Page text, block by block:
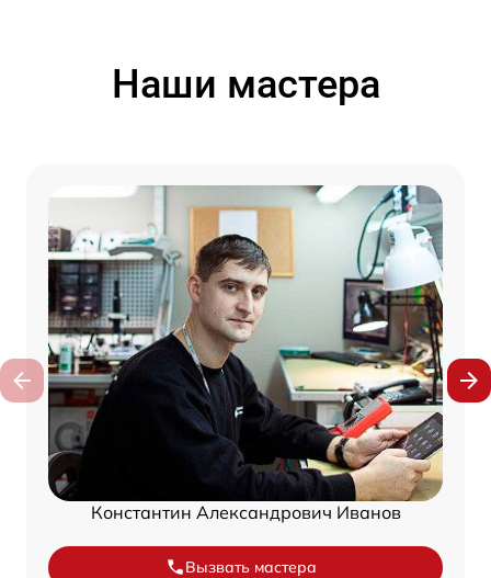
Наши мастера
Константин Александрович Иванов
Вызвать мастера